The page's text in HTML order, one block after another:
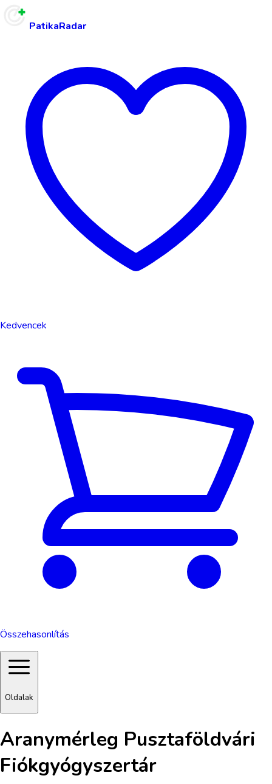
PatikaRadar
Kedvencek
Összehasonlítás
Oldalak
Aranymérleg Pusztaföldvári
Fiókgyógyszertár